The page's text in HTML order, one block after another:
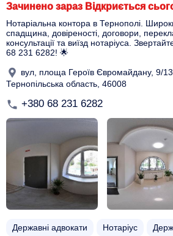
Зачинено зараз Відкриється
Нотаріальна контора в Тернополі.
спадщина, довіреності, договори,
консультації та виїзд нотаріуса.
68 231 6282! 🌟
вул, площа Героїв Євромайдану, 9/
Тернопільська область, 46008
+380 68 231 6282
Державні адвокати Нотаріус